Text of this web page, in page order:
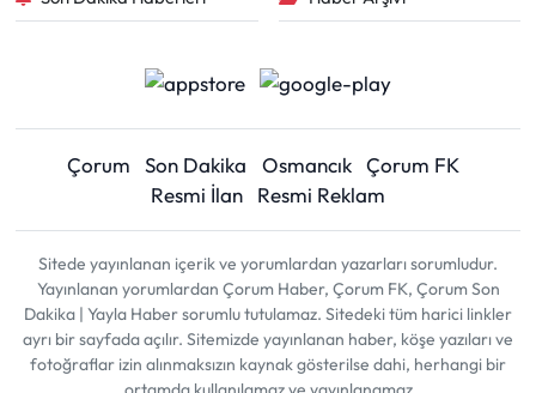
Çorum Son Dakika Osmancık Çorum FK
Resmi İlan
Resmi Reklam
Sitede yayınlanan içerik ve yorumlardan yazarları sorumludur.
Yayınlanan yorumlardan Çorum Haber, Çorum FK, Çorum Son
Dakika | Yayla Haber sorumlu tutulamaz. Sitedeki tüm harici linkler
ayrı bir sayfada açılır. Sitemizde yayınlanan haber, köşe yazıları ve
fotoğraflar izin alınmaksızın kaynak gösterilse dahi, herhangi bir